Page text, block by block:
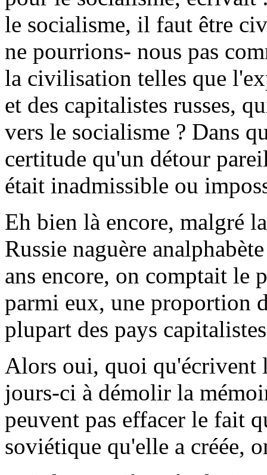
le socialisme, il faut être
ne pourrions- nous pas
la civilisation telles que
et des capitalistes russes,
vers le socialisme ? Dans
certitude qu'un détour
était inadmissible ou
Eh bien là encore, malgré
Russie naguère
ans encore, on comptait le
parmi eux, une proportion
plupart des pays
Alors oui, quoi qu'écrivent
jours-ci à démolir la
peuvent pas effacer le fait
soviétique qu'elle a créée,